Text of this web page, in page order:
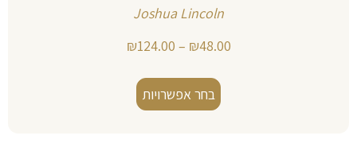
Joshua Lincoln
₪48.00
–
₪124.00
בחר אפשרויות